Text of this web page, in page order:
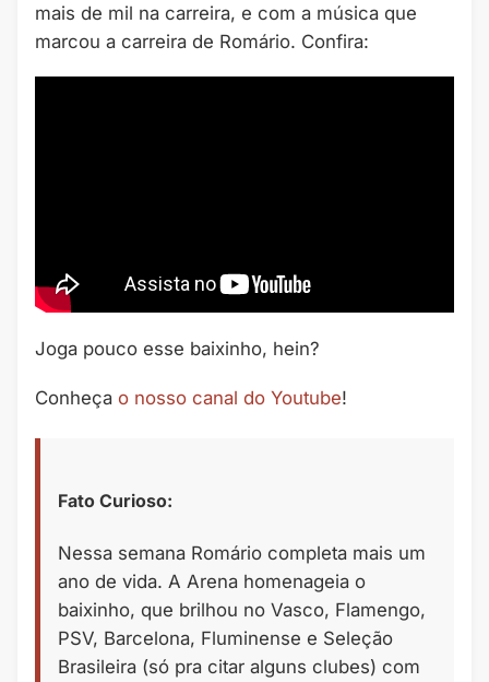
mais de mil na carreira, e com a música que
marcou a carreira de Romário. Confira:
Joga pouco esse baixinho, hein?
Conheça o nosso canal do Youtube!
Fato Curioso:
Nessa semana Romário completa mais um
ano de vida. A Arena homenageia o
baixinho, que brilhou no Vasco, Flamengo,
PSV, Barcelona, Fluminense e Seleção
Brasileira (só pra citar alguns clubes) com